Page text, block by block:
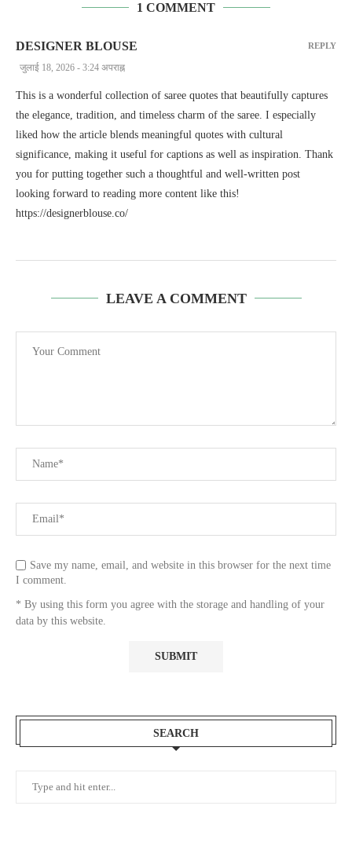
1 COMMENT
DESIGNER BLOUSE
जुलाई 18, 2026 - 3:24 अपराह्न
This is a wonderful collection of saree quotes that beautifully captures
the elegance, tradition, and timeless charm of the saree. I especially
liked how the article blends meaningful quotes with cultural
significance, making it useful for captions as well as inspiration. Thank
you for putting together such a thoughtful and well-written post
looking forward to reading more content like this!
https://designerblouse.co/
REPLY
LEAVE A COMMENT
Save my name, email, and website in this browser for the next time
I comment.
* By using this form you agree with the storage and handling of your
data by this website.
SEARCH